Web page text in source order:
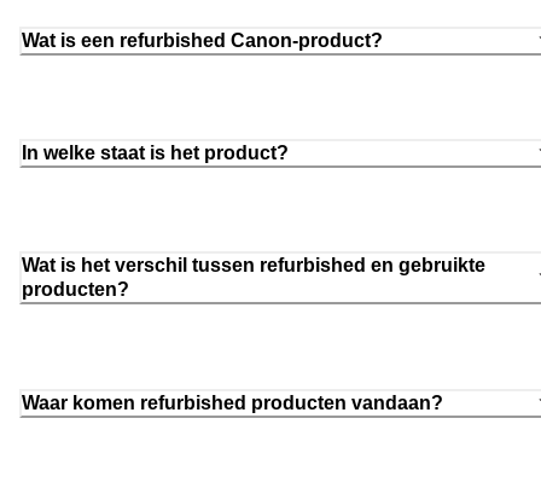
Wat is een refurbished Canon-product?
In welke staat is het product?
Wat is het verschil tussen refurbished en gebruikte
producten?
Waar komen refurbished producten vandaan?